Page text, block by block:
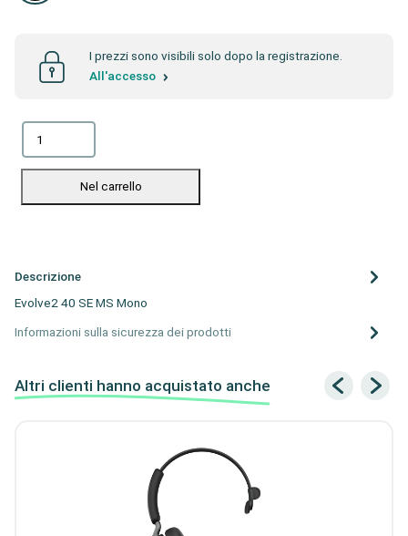
I prezzi sono visibili solo dopo la registrazione.
All'accesso
Nel carrello
Descrizione
Evolve2 40 SE MS Mono
Informazioni sulla sicurezza dei prodotti
Altri clienti hanno acquistato anche